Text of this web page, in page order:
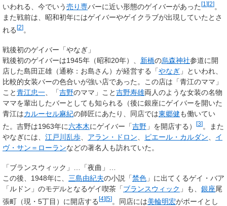
いわれる、今でいう売り専バーに近い形態のゲイバーがあった[1 ][2]。
また戦前は、昭和初年にはゲイバーやゲイクラブが出現していたとさ
れる[2]。
戦後初のゲイバー「やなぎ」
戦後初のゲイバーは1945年（昭和20年）、 新橋の烏森神社参道に開
店した島田正雄（通称：お島さん）が経営する「やなぎ 」といわれ、
比較的女装バーの色合いが強い店であった。この店は「青江のママ」
こと青江忠一 、「吉野のママ」こと吉野寿雄両人のような女装の名物
ママを輩出したバーとしても知られる（後に銀座にゲイバーを開いた
青江はカルーセル麻紀の師匠にあたり、同店では東郷健も働いてい
た。吉野は1963年に六本木にゲイバー「吉野 」を開店する ） [3]。また
やなぎには、 江戸川乱歩 アラン・ドロン ピエール・カルダン
イ
ヴ・サン＝ローランなどの著名人も訪れていた。
「ブランスウィック」…「夜曲」…
この後、1948年に、 三島由紀夫の小説「禁色 」に出てくるゲイ・バア
「ルドン」のモデルとなるゲイ喫茶「ブランスウィック 」も、 銀座尾
張町（現・5丁目）に開店する [4][5] 。同店には美輪明宏がボーイとし